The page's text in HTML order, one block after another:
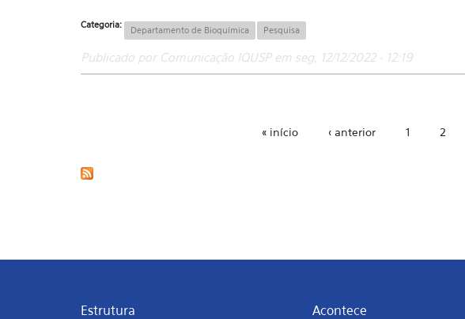
Categoria: Departamento de Bioquímica Pesquisa
Publicado por Comunicação IQUSP em seg, 12/12/2022 - 12:19
« início ‹ anterior 1 2
Estrutura Acontece